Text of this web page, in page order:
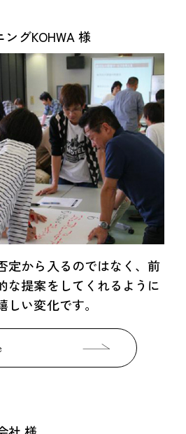
グKOHWA 様
定から入るのではなく、前
な提案をしてくれるように
い変化です。